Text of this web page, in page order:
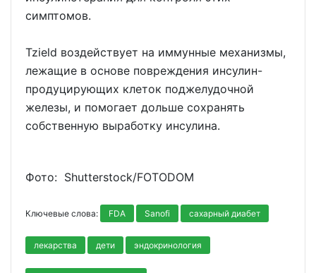
симптомов.
Tzield воздействует на иммунные механизмы,
лежащие в основе повреждения инсулин-
продуцирующих клеток поджелудочной
железы, и помогает дольше сохранять
собственную выработку инсулина.
Фото: Shutterstoсk/FOTODOM
Ключевые слова: FDA Sanofi сахарный диабет
лекарства дети эндокринология